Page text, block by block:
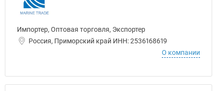
Импортер, Оптовая торговля, Экспортер
Россия, Приморский край ИНН: 2536168619
О компании